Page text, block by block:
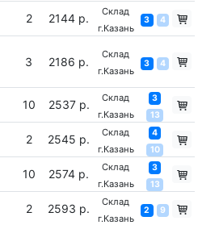
2 2144 р.
Склад
г.Казань
3 4
3 2186 р.
Склад
г.Казань
3 4
10 2537 р.
Склад
г.Казань
3
13
2 2545 р.
Склад
г.Казань
4
10
10 2574 р.
Склад
г.Казань
3
13
2 2593 р.
Склад
г.Казань
2 9